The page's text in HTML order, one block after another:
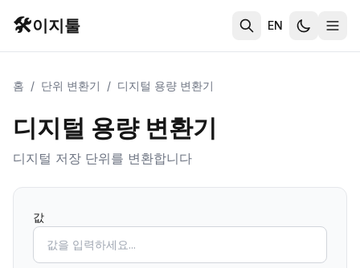
🛠️이지툴 EN
홈 / 단위 변환기 / 디지털 용량 변환기
디지털 용량 변환기
디지털 저장 단위를 변환합니다
값